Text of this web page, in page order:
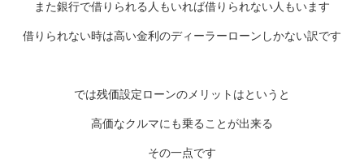
また銀行で借りられる人もいれば借りられない人もいます
借りられない時は高い金利のディーラーローンしかない訳です
では残価設定ローンのメリットはというと
高価なクルマにも乗ることが出来る
その一点です